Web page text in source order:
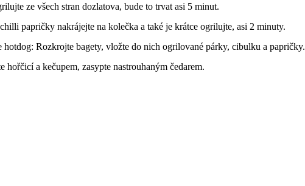
ze všech stran dozlatova, bude to trvat asi 5 minut.
papričky nakrájejte na kolečka a také je krátce ogrilujte, asi 2 minuty.
hotdog: Rozkrojte bagety, vložte do nich ogrilované párky, cibulku a papričky.
hořčicí a kečupem, zasypte nastrouhaným čedarem.